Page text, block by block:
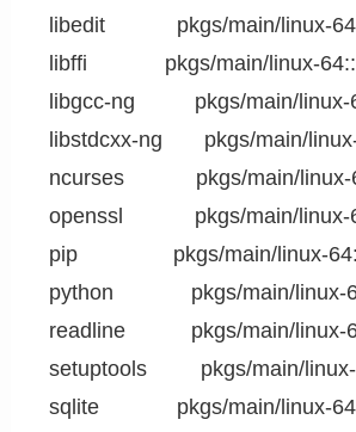
libedit            pkgs/main/
libffi             pkgs/main/linux-
libgcc-ng          pkgs/main/
libstdcxx-ng       pkgs/main/
ncurses            pkgs/main/
openssl            pkgs/main/
pip                pkgs/main/
python             pkgs/main/
readline           pkgs/main/
setuptools         pkgs/main/
sqlite             pkgs/main/